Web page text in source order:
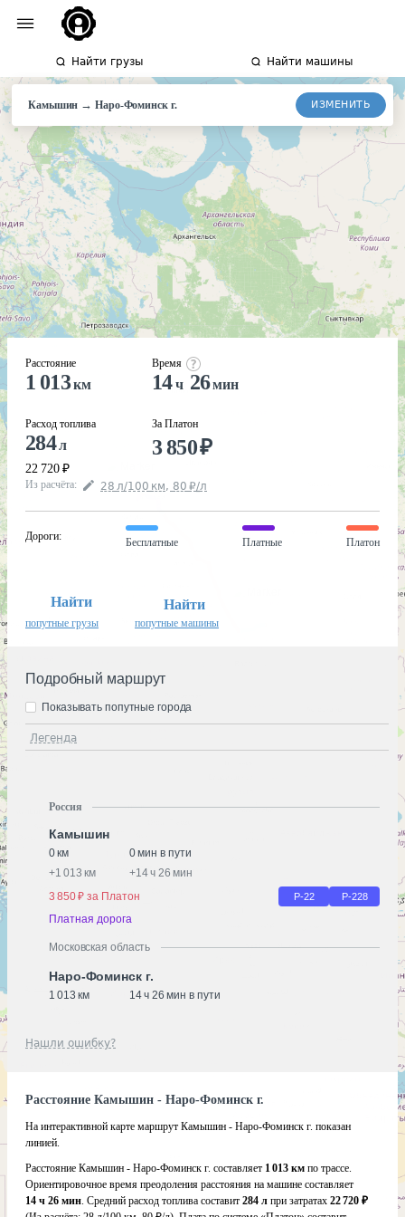
Найти грузы Найти машины
Камышин →Наро-Фоминск г. ИЗМЕНИТЬ
Расстояние
1 013км
Расход топлива
284л
22 720 ₽
Время
14ч 26мин
За Платон
3 850₽
Из расчёта: 28 л/100 км, 80 ₽/л
Дороги:
Бесплатные Платные Платон
Найти
попутные грузы
Найти
попутные машины
Подробный маршрут
Легенда
Показывать попутные города
Россия
Камышин
0 км
0 мин в пути
+1 013 км +14 ч 26 мин
3 850 ₽ за Платон
Р-22 Р-228
Платная дорога
Московская область
Наро-Фоминск г.
1 013 км 14 ч 26 мин в пути
Нашли ошибку?
Расстояние Камышин - Наро-Фоминск г.
На интерактивной карте маршрут Камышин - Наро-Фоминск г. показан
линией.
Расстояние Камышин - Наро-Фоминск г. составляет 1 013 км по трассе.
Ориентировочное время преодоления расстояния на машине составляет
14 ч 26 мин. Средний расход топлива составит 284 л при затратах 22 720 ₽